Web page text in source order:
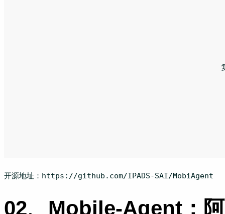
开源地址：https: //github.com/IPADS-SAI/MobiAgent
02、Mobile-Agent：